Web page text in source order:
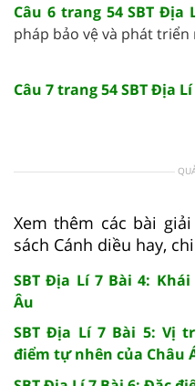
Câu 6 trang 54 SBT Địa
pháp bảo vệ và phát triển
Câu 7 trang 54 SBT Địa Lí
Xem thêm các bài
sách Cánh diều hay,
SBT Địa Lí 7 Bài 4:
Âu
SBT Địa Lí 7 Bài 5: Vị
điểm tự nhên của Châu